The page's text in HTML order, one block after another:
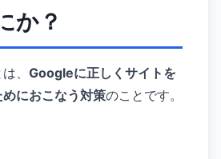
か？
、 Googleに正しくサイトを
におこなう対策のことです。